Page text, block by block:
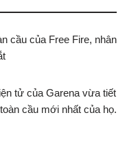
cầu của Free Fire, nhân
tử của Garena vừa tiết
cầu mới nhất của họ.